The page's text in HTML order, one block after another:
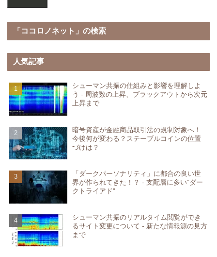
「ココロノネット」の検索
人気記事
シューマン共振の仕組みと影響を理解しよ
う - 周波数の上昇、ブラックアウトから次元
上昇まで
暗号資産が金融商品取引法の規制対象へ！
今後何が変わる？ステーブルコインの位置
づけは？
「ダークパーソナリティ」に都合の良い世
界が作られてきた！？ - 支配層に多い”ダー
クトライアド”
シューマン共振のリアルタイム閲覧ができ
るサイト変更について - 新たな情報源の見方
まで